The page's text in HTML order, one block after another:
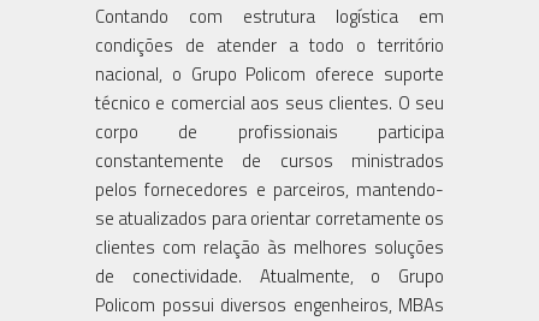
Contando com estrutura logística em
condições de atender a todo o território
nacional, o Grupo Policom oferece suporte
técnico e comercial aos seus clientes. O seu
corpo de profissionais participa
constantemente de cursos ministrados
pelos fornecedores e parceiros, mantendo-
se atualizados para orientar corretamente os
clientes com relação às melhores soluções
de conectividade. Atualmente, o Grupo
Policom possui diversos engenheiros, MBAs